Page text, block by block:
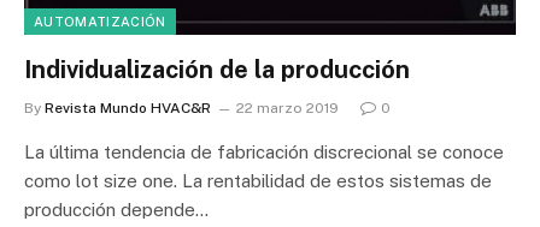
AUTOMATIZACIÓN
Individualización de la producción
By Revista Mundo HVAC&R 22 marzo 2019 0
La última tendencia de fabricación discrecional se conoce
como lot size one. La rentabilidad de estos sistemas de
producción depende…